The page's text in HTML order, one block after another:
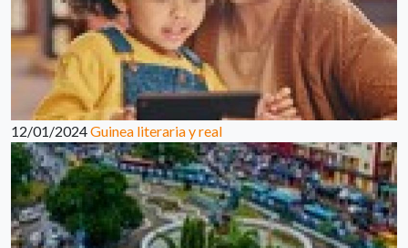
12/01/2024Guinea literaria y real